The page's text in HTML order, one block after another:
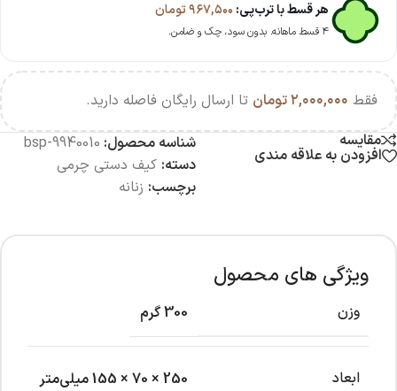
هر قسط با ترب‌پی: ۹۶۷,۵۰۰تومان
۴ قسط ماهانه. بدون سود، چک و ضامن.
فقط ۲,۰۰۰,۰۰۰تومان تا ارسال رایگان فاصله دارید.
مقایسه
افزودن به علاقه مندی
شناسه محصول: bsp-9940010
دسته: کیف دستی چرمی
برچسب: زنانه
ویژگی های محصول
وزن 300 گرم
ابعاد 250 × 70 × 155 میلی‌متر